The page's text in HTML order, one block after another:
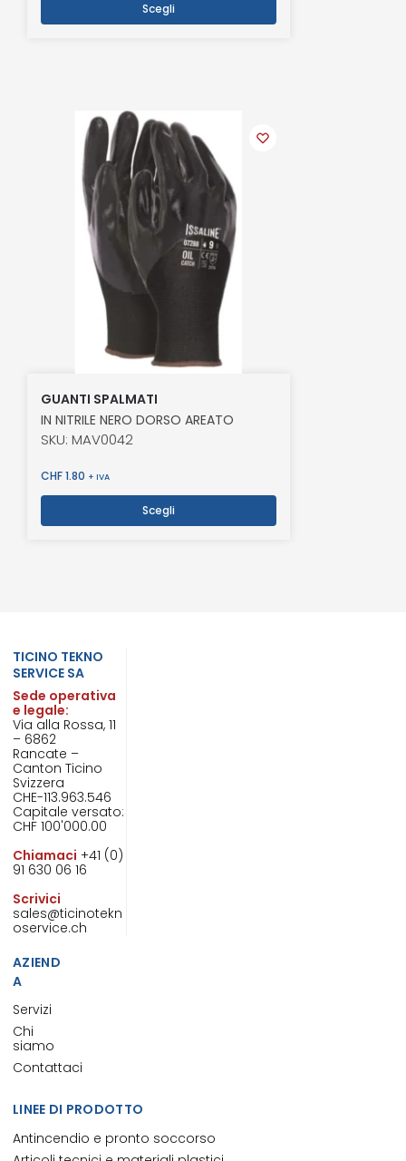
Scegli
GUANTI SPALMATI
IN NITRILE NERO DORSO AREATO
SKU: MAV0042
CHF1.80 + IVA
Scegli
TICINO TEKNO
SERVICE SA
Sede operativa
e legale:
Via alla Rossa, 11
– 6862
Rancate –
Canton Ticino
Svizzera
CHE-113.963.546
Capitale versato:
CHF 100'000.00
Chiamaci +41 (0)
91 630 06 16
Scrivici
sales@ticinotekn
oservice.ch
AZIEND
A
Servizi
Chi
siamo
Contattaci
LINEE DI PRODOTTO
Antincendio e pronto soccorso